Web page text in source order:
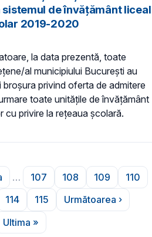
de învățământ liceal
2019-2020
la data prezentă, toate
al municipiului București au
privind oferta de admitere
toate unitățile de învățământ
cu privire la rețeaua școlară.
anterioară
…
Pagina
107
Pagina
108
Pagina
109 110
Pagina
114
Pagina
115
Pagina
Următoarea ›
Ultima pagină
Ultima »